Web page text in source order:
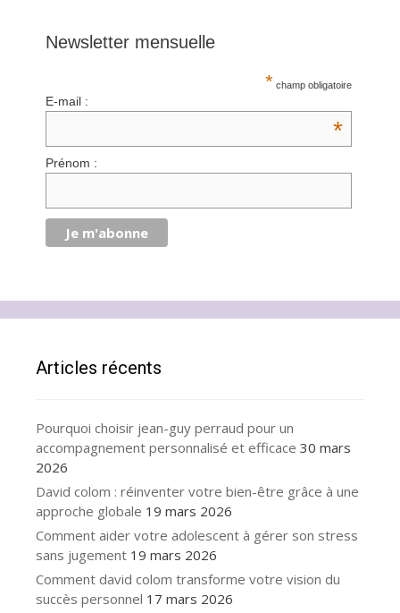
Newsletter mensuelle
* champ obligatoire
E-mail :
*
Prénom :
Articles récents
Pourquoi choisir jean-guy perraud pour un
accompagnement personnalisé et efficace 30 mars
2026
David colom : réinventer votre bien-être grâce à une
approche globale 19 mars 2026
Comment aider votre adolescent à gérer son stress
sans jugement 19 mars 2026
Comment david colom transforme votre vision du
succès personnel 17 mars 2026